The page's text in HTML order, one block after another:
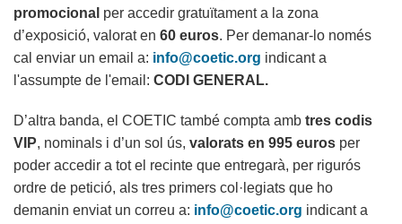
promocional per accedir gratuïtament a la zona
d’exposició, valorat en 60 euros. Per demanar-lo només
cal enviar un email a: info@coetic.org indicant a
l'assumpte de l'email: CODI GENERAL.
D’altra banda, el COETIC també compta amb tres codis
VIP, nominals i d’un sol ús, valorats en 995 euros per
poder accedir a tot el recinte que entregarà, per rigurós
ordre de petició, als tres primers col·legiats que ho
demanin enviat un correu a: info@coetic.org indicant a